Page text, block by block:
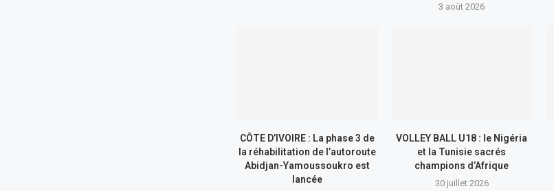
3 août 2026
CÔTE D’IVOIRE : La phase 3 de
la réhabilitation de l’autoroute
Abidjan-Yamoussoukro est
lancée
VOLLEY BALL U18 : le Nigéria
et la Tunisie sacrés
champions d’Afrique
30 juillet 2026